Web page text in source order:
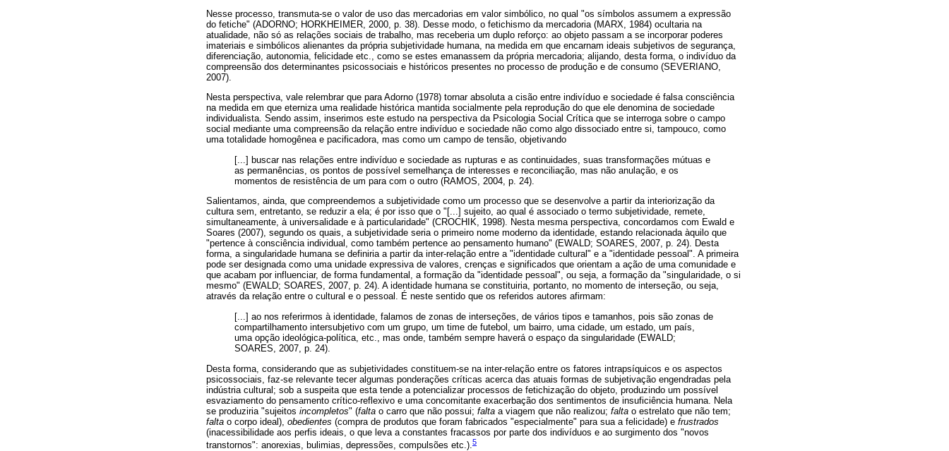
Nesse processo, transmuta-se o valor de uso das mercadorias em valor simbólico, no qual "os símbolos assumem a expressão
do fetiche" (ADORNO; HORKHEIMER, 2000, p. 38). Desse modo, o fetichismo da mercadoria (MARX, 1984) ocultaria na
atualidade, não só as relações sociais de trabalho, mas receberia um duplo reforço: ao objeto passam a se incorporar poderes
imateriais e simbólicos alienantes da própria subjetividade humana, na medida em que encarnam ideais subjetivos de segurança,
diferenciação, autonomia, felicidade etc., como se estes emanassem da própria mercadoria; alijando, desta forma, o indivíduo da
compreensão dos determinantes psicossociais e históricos presentes no processo de produção e de consumo (SEVERIANO,
2007).
Nesta perspectiva, vale relembrar que para Adorno (1978) tornar absoluta a cisão entre indivíduo e sociedade é falsa consciência
na medida em que eterniza uma realidade histórica mantida socialmente pela reprodução do que ele denomina de sociedade
individualista. Sendo assim, inserimos este estudo na perspectiva da Psicologia Social Crítica que se interroga sobre o campo
social mediante uma compreensão da relação entre indivíduo e sociedade não como algo dissociado entre si, tampouco, como
uma totalidade homogênea e pacificadora, mas como um campo de tensão, objetivando
[...] buscar nas relações entre indivíduo e sociedade as rupturas e as continuidades, suas transformações mútuas e
as permanências, os pontos de possível semelhança de interesses e reconciliação, mas não anulação, e os
momentos de resistência de um para com o outro (RAMOS, 2004, p. 24).
Salientamos, ainda, que compreendemos a subjetividade como um processo que se desenvolve a partir da interiorização da
cultura sem, entretanto, se reduzir a ela; é por isso que o "[...] sujeito, ao qual é associado o termo subjetividade, remete,
simultaneamente, à universalidade e à particularidade" (CROCHIK, 1998). Nesta mesma perspectiva, concordamos com Ewald e
Soares (2007), segundo os quais, a subjetividade seria o primeiro nome moderno da identidade, estando relacionada àquilo que
"pertence à consciência individual, como também pertence ao pensamento humano" (EWALD; SOARES, 2007, p. 24). Desta
forma, a singularidade humana se definiria a partir da inter-relação entre a "identidade cultural" e a "identidade pessoal". A primeira
pode ser designada como uma unidade expressiva de valores, crenças e significados que orientam a ação de uma comunidade e
que acabam por influenciar, de forma fundamental, a formação da "identidade pessoal", ou seja, a formação da "singularidade, o si
mesmo" (EWALD; SOARES, 2007, p. 24). A identidade humana se constituiria, portanto, no momento de interseção, ou seja,
através da relação entre o cultural e o pessoal. É neste sentido que os referidos autores afirmam:
[...] ao nos referirmos à identidade, falamos de zonas de interseções, de vários tipos e tamanhos, pois são zonas de
compartilhamento intersubjetivo com um grupo, um time de futebol, um bairro, uma cidade, um estado, um país,
uma opção ideológica-política, etc., mas onde, também sempre haverá o espaço da singularidade (EWALD;
SOARES, 2007, p. 24).
Desta forma, considerando que as subjetividades constituem-se na inter-relação entre os fatores intrapsíquicos e os aspectos
psicossociais, faz-se relevante tecer algumas ponderações críticas acerca das atuais formas de subjetivação engendradas pela
indústria cultural; sob a suspeita que esta tende a potencializar processos de fetichização do objeto, produzindo um possível
esvaziamento do pensamento crítico-reflexivo e uma concomitante exacerbação dos sentimentos de insuficiência humana. Nela
se produziria "sujeitos incompletos" (falta o carro que não possui; falta a viagem que não realizou; falta o estrelato que não tem;
falta o corpo ideal), obedientes (compra de produtos que foram fabricados "especialmente" para sua a felicidade) e frustrados
(inacessibilidade aos perfis ideais, o que leva a constantes fracassos por parte dos indivíduos e ao surgimento dos "novos
transtornos": anorexias, bulimias, depressões, compulsões etc.). 5